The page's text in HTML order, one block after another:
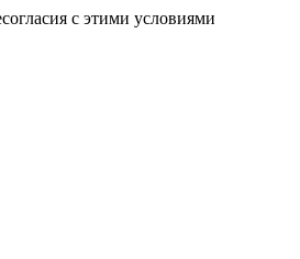
с этими условиями